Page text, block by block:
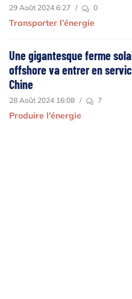
29 Août 2024 6:27 / 0
Transporter l’énergie
Une gigantesque ferme
offshore va entrer en
Chine
28 Août 2024 16:08 / 7
Produire l'énergie